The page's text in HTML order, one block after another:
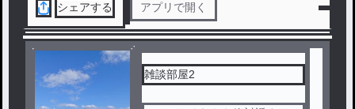
シェアする アプリで開く
雑談部屋2